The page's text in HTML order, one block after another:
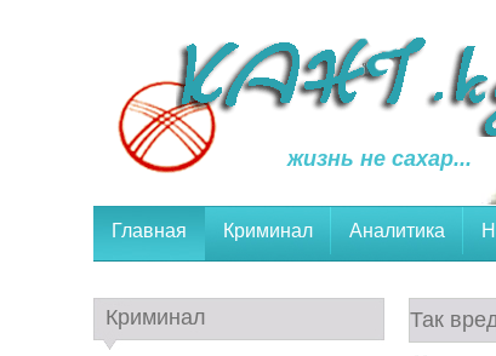
жизнь не сахар...
Главная Криминал Аналитика
Так
Криминал